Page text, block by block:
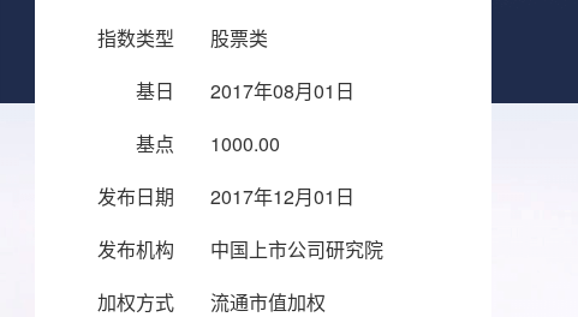
指数类型
股票类
基日
2017年08月01日
基点
1000.00
发布日期
2017年12月01日
发布机构
中国上市公司研究院
加权方式
流通市值加权